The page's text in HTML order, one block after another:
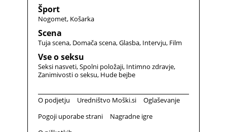
Šport
Nogomet Košarka
Scena
Tuja scena Domača scena Glasba Intervju Film
Vse o seksu
Seksi nasveti Spolni položaji Intimno zdravje
Zanimivosti o seksu Hude bejbe
O podjetju Uredništvo Moški.si
Oglaševanje
Pogoji uporabe strani
Nagradne igre